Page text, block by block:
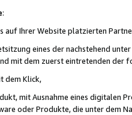
:
auf Ihrer Website platzierten
eines der nachstehend
mit dem zuerst eintretenden der
dem Klick,
mit Ausnahme eines digitalen
oder Produkte, die unter dem